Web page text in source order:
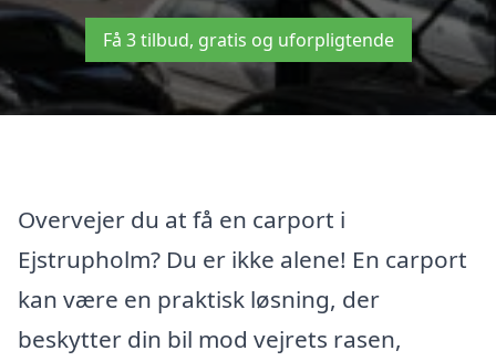
Få 3 tilbud, gratis og uforpligtende
Overvejer du at få en carport i
Ejstrupholm? Du er ikke alene! En carport
kan være en praktisk løsning, der
beskytter din bil mod vejrets rasen,